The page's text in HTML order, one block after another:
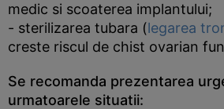
medic si scoaterea implantului;
- sterilizarea tubara (legarea
creste riscul de chist ovarian
Se recomanda prezentarea
urmatoarele situatii: